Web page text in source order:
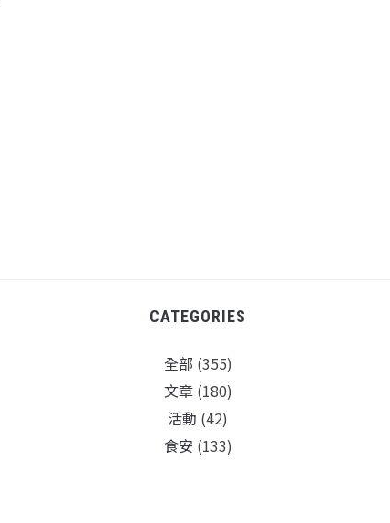
CATEGORIES
全部 (355)
文章(180)
活動 (42)
食安 (133)